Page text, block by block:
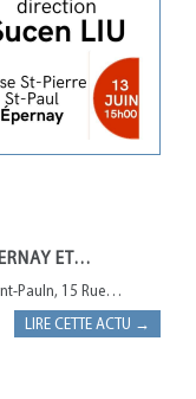
ET…
Pauln, 15 Rue…
LIRE CETTE ACTU →